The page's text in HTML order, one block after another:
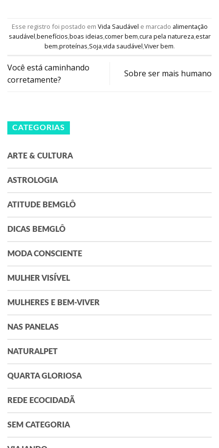
Esse registro foi postado em Vida Saudável e marcado alimentação
saudável,benefícios,boas ideias,comer bem,cura pela natureza,estar
bem,proteínas,Soja,vida saudável,Viver bem.
Você está caminhando
corretamente?
Sobre ser mais humano
CATEGORIAS
ARTE & CULTURA
ASTROLOGIA
ATITUDE BEMGLÔ
DICAS BEMGLÔ
MODA CONSCIENTE
MULHER VISÍVEL
MULHERES E BEM-VIVER
NAS PANELAS
NATURALPET
QUARTA GLORIOSA
REDE ECOCIDADÃ
SEM CATEGORIA